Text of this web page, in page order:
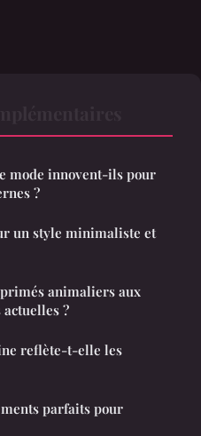
mode innovent-ils pour
?
un style minimaliste et
animaliers aux
?
reflète-t-elle les
parfaits pour